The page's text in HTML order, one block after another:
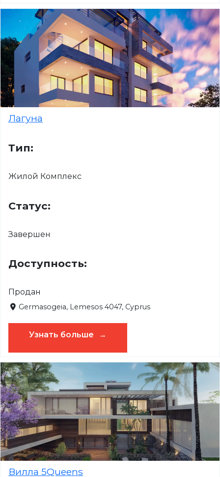
Лагуна
Тип:
Жилой Комплекс
Статус:
Завершен
Доступность:
Продан
Germasogeia, Lemesos 4047, Cyprus
Узнать больше
Вилла 5Queens